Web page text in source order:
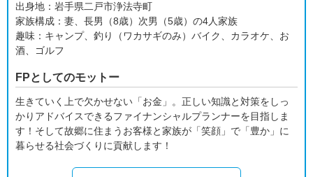
出身地：岩手県二戸市浄法寺町
家族構成：妻、長男（8歳）次男（5歳）の4人家族
趣味：キャンプ、釣り（ワカサギのみ）バイク、カラオケ、お
酒、ゴルフ
FPとしてのモットー
生きていく上で欠かせない「お金」。正しい知識と対策をしっ
かりアドバイスできるファイナンシャルプランナーを目指しま
す！そして故郷に住まうお客様と家族が「笑顔」で「豊か」に
暮らせる社会づくりに貢献します！